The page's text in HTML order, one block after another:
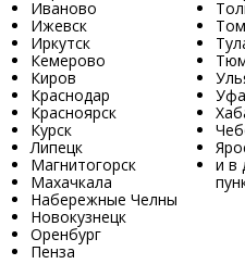
Иваново
Ижевск
Иркутск
Кемерово
Киров
Краснодар
Красноярск
Курск
Липецк
Магнитогорск
Махачкала
Набережные Челны
Новокузнецк
Оренбург
Пенза
Уфа
и в